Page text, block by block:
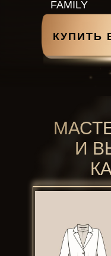
FAMILY
КУПИТЬ
И